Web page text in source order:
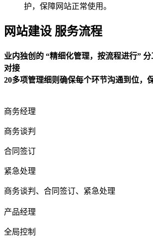
护，保障网站正常使用。
网站建设 服务流程
业内独创的 “精细化管理，按流程进行”
对接
20多项管理细则确保每个环节沟通到位，
商务经理
商务谈判
合同签订
紧急处理
商务谈判、合同签订、紧急处理
产品经理
全局控制